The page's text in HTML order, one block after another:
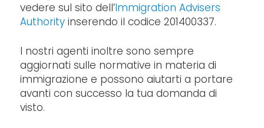
vedere sul sito dell’Immigration Advisers
Authority inserendo il codice 201400337.
I nostri agenti inoltre sono sempre
aggiornati sulle normative in materia di
immigrazione e possono aiutarti a portare
avanti con successo la tua domanda di
visto.